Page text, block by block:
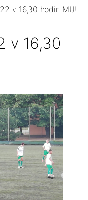
v 16,30 hodin MU!
v 16,30